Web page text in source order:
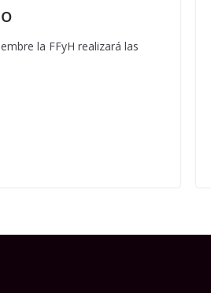
la FFyH realizará las